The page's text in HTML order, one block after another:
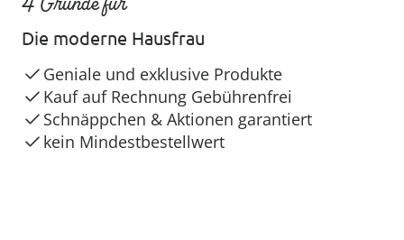
Die moderne Hausfrau
Geniale und exklusive Produkte
Kauf auf Rechnung Gebührenfrei
Schnäppchen & Aktionen garantiert
kein Mindestbestellwert